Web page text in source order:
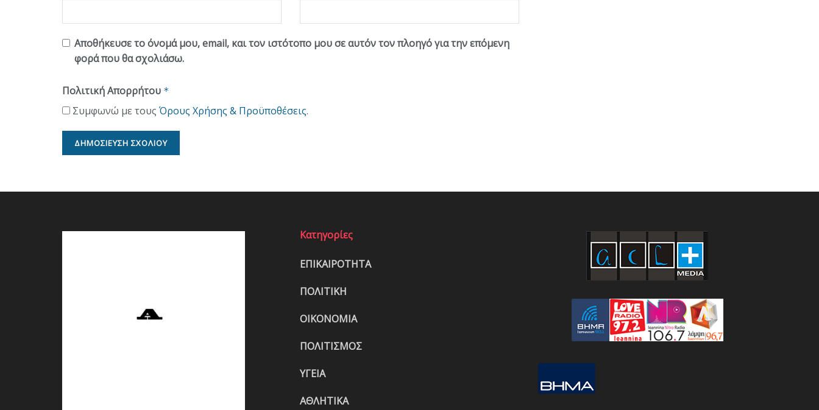
Αποθήκευσε το όνομά μου, email, και τον ιστότοπο μου σε αυτόν τον πλοηγό για την επόμενη
φορά που θα σχολιάσω.
Πολιτική Απορρήτου *
Συμφωνώ με τους Όρους Χρήσης & Προϋποθέσεις.
Κατηγορίες
ΕΠΙΚΑΙΡΟΤΗΤΑ
ΠΟΛΙΤΙΚΗ
ΟΙΚΟΝΟΜΙΑ
ΠΟΛΙΤΙΣΜΟΣ
ΥΓΕΙΑ
ΑΘΛΗΤΙΚΑ